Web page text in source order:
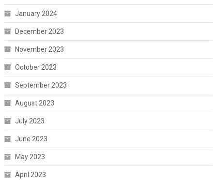
January 2024
December 2023
November 2023
October 2023
September 2023
August 2023
July 2023
June 2023
May 2023
April 2023